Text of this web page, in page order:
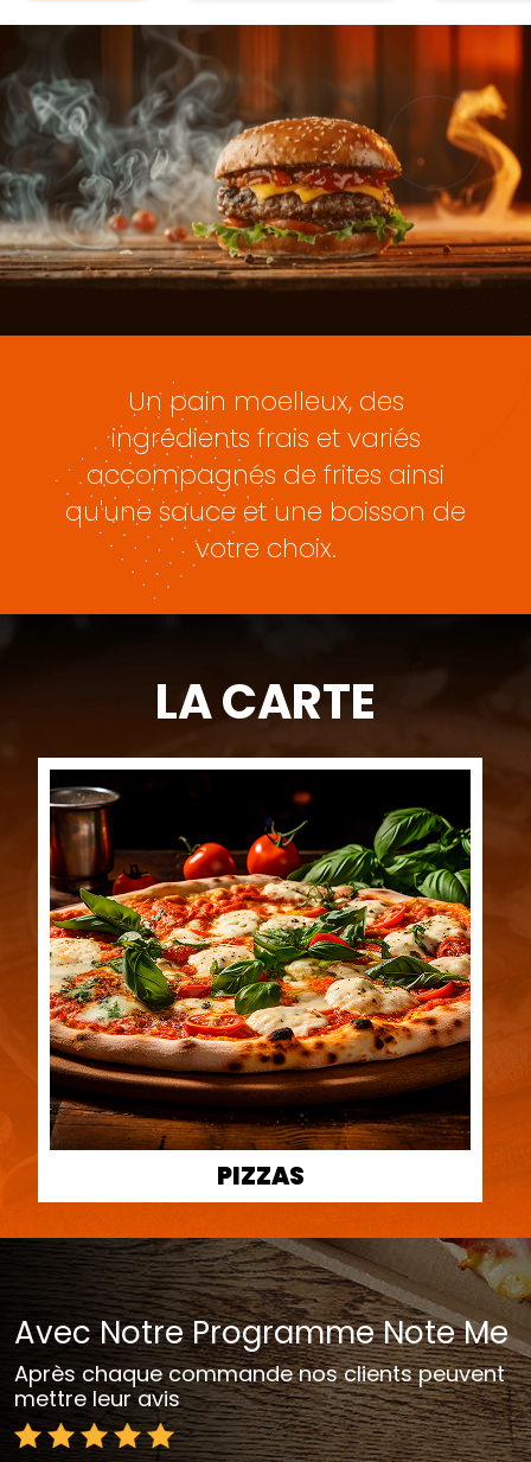
Un pain moelleux, des
ingrédients frais et variés
accompagnés de frites ainsi
qu'une sauce et une boisson de
votre choix.
LA CARTE
PIZZAS
Avec Notre Programme Note Me
Après chaque commande nos clients peuvent
mettre leur avis